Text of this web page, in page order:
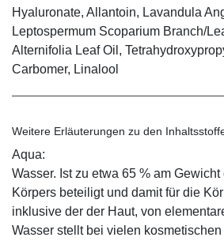
Hyaluronate, Allantoin, Lavandula
Leptospermum Scoparium Branch/
Alternifolia Leaf Oil,
Carbomer, Linalool
Weitere Erläuterungen zu den
Aqua:
Wasser. Ist zu etwa 65 % am
Körpers beteiligt und damit für die
inklusive der der Haut, von
Wasser stellt bei vielen